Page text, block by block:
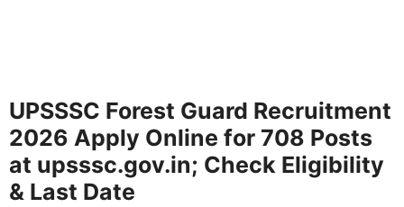
UPSSSC Forest Guard Recruitment
2026 Apply Online for 708 Posts
at upsssc.gov.in; Check Eligibility
& Last Date